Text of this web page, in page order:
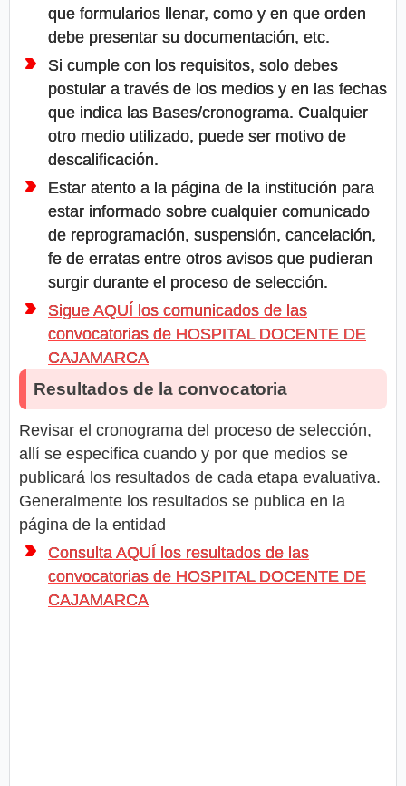
que formularios llenar, como y en que orden
debe presentar su documentación, etc.
Si cumple con los requisitos, solo debes
postular a través de los medios y en las fechas
que indica las Bases/cronograma. Cualquier
otro medio utilizado, puede ser motivo de
descalificación.
Estar atento a la página de la institución para
estar informado sobre cualquier comunicado
de reprogramación, suspensión, cancelación,
fe de erratas entre otros avisos que pudieran
surgir durante el proceso de selección.
Sigue AQUÍ los comunicados de las
convocatorias de HOSPITAL DOCENTE DE
CAJAMARCA
Resultados de la convocatoria
Revisar el cronograma del proceso de selección,
allí se especifica cuando y por que medios se
publicará los resultados de cada etapa evaluativa.
Generalmente los resultados se publica en la
página de la entidad
Consulta AQUÍ los resultados de las
convocatorias de HOSPITAL DOCENTE DE
CAJAMARCA